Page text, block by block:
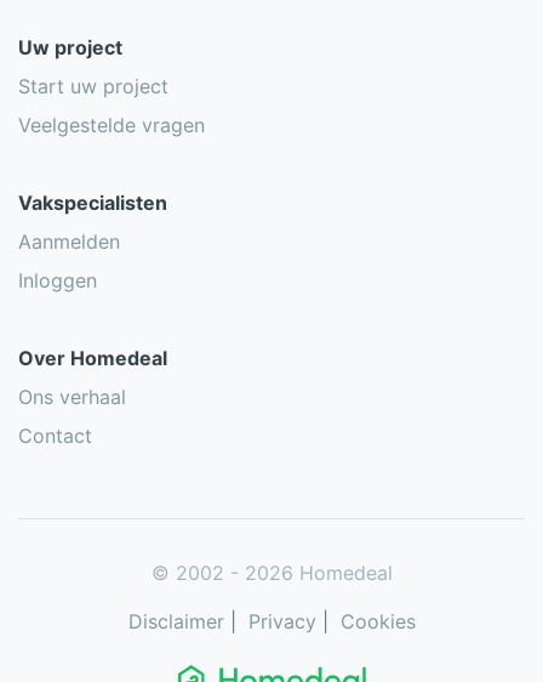
Uw project
Start uw project
Veelgestelde vragen
Vakspecialisten
Aanmelden
Inloggen
Over Homedeal
Ons verhaal
Contact
© 2002 - 2026 Homedeal
Disclaimer| Privacy Cookies